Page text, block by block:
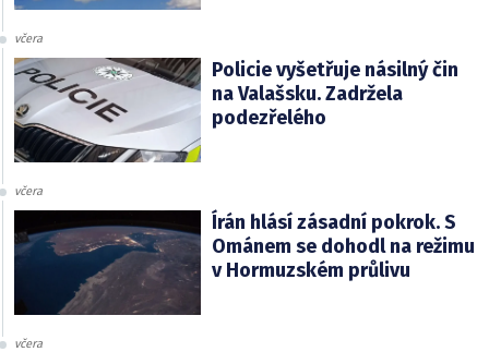
včera
Policie vyšetřuje násilný čin
na Valašsku. Zadržela
podezřelého
včera
Írán hlásí zásadní pokrok. S
Ománem se dohodl na režimu
v Hormuzském průlivu
včera